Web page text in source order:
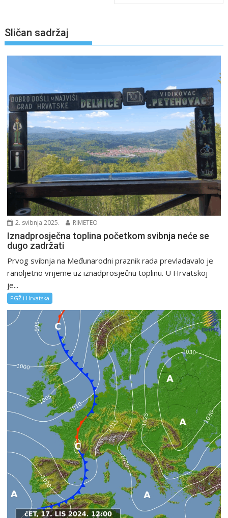
Sličan sadržaj
2. svibnja 2025. RIMETEO
Iznadprosječna toplina početkom svibnja neće se
dugo zadržati
Prvog svibnja na Međunarodni praznik rada prevladavalo je
ranoljetno vrijeme uz iznadprosječnu toplinu. U Hrvatskoj
je...
PGŽ i Hrvatska